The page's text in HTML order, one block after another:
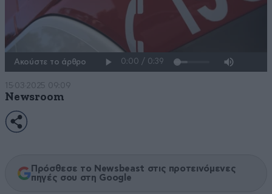
Ακούστε το άρθρο
15·03·2025 09:09
Newsroom
Πρόσθεσε το Newsbeast στις προτεινόμενες
πηγές σου στη Google